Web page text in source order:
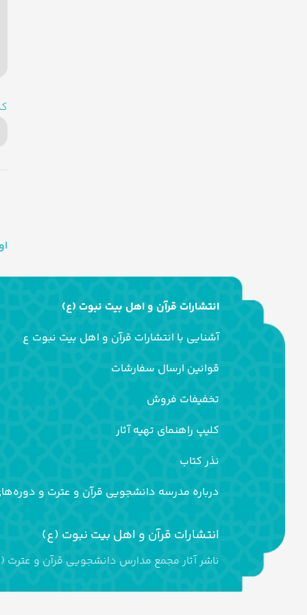
انتشارات قرآن و اهل بیت نبوت (ع)
آشنایی با انتشارات قرآن و اهل بیت نبوت ع
قوانین ارسال سفارشات
تخفیفات فروش
کلیپ راهنمای تهیه آثار
نذر کتاب
درباره مدرسه دانشجویی قرآن و عترت و
انتشارات قرآن و اهل بیت نبوت (ع)
ناشر آثار مجمع مدارس دانشجویی قرآن و عترت